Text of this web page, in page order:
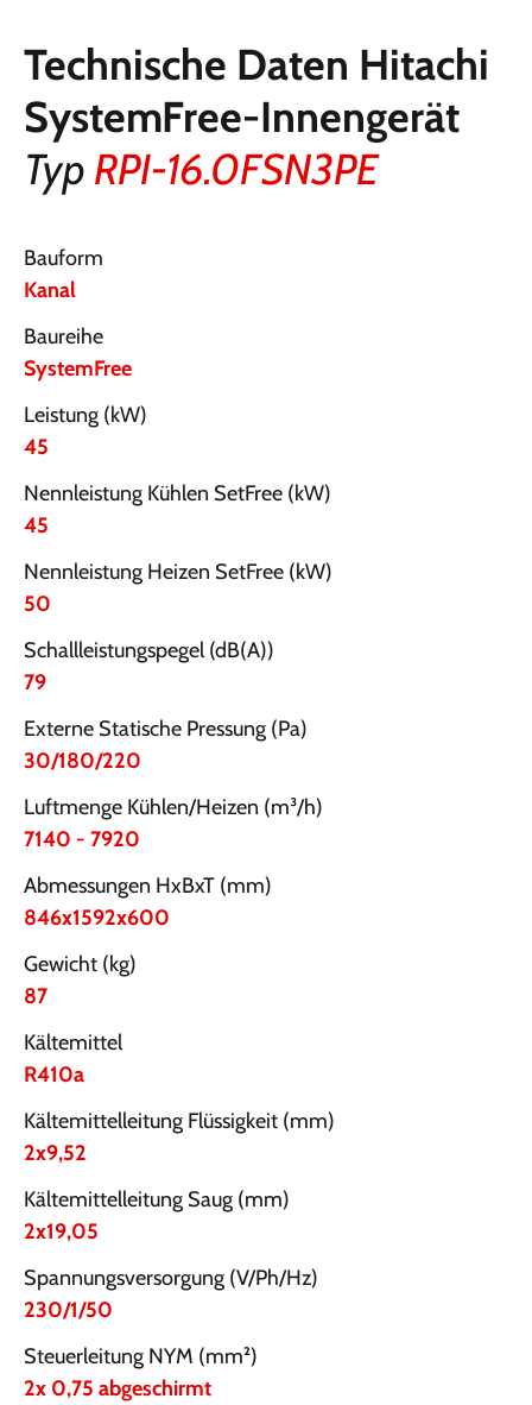
Technische Daten Hitachi
SystemFree-Innengerät
Typ RPI-16.0FSN3PE
Bauform
Kanal
Baureihe
SystemFree
Leistung (kW)
45
Nennleistung Kühlen SetFree (kW)
45
Nennleistung Heizen SetFree (kW)
50
Schallleistungspegel (dB(A))
79
Externe Statische Pressung (Pa)
30/180/220
Luftmenge Kühlen/Heizen (m³/h)
7140 - 7920
Abmessungen HxBxT (mm)
846x1592x600
Gewicht (kg)
87
Kältemittel
R410a
Kältemittelleitung Flüssigkeit (mm)
2x9,52
Kältemittelleitung Saug (mm)
2x19,05
Spannungsversorgung (V/Ph/Hz)
230/1/50
Steuerleitung NYM (mm²)
2x 0,75 abgeschirmt